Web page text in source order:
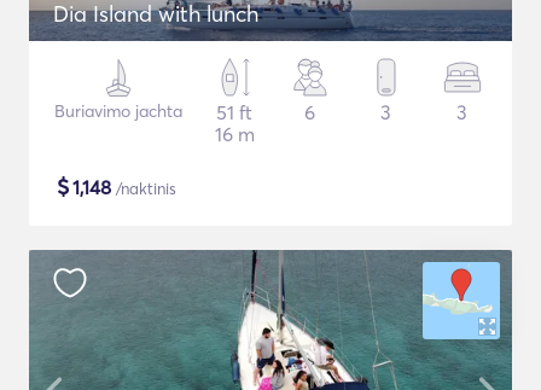
Dia Island with lunch
Buriavimo jachta
51 ft
16 m
6 3 3
$1,148 /naktinis